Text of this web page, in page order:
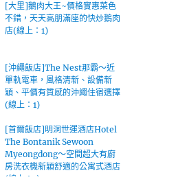
[大里]鵝肉大王~價格實惠菜色
不錯，天天高朋滿座的快炒鵝肉
店(線上：1)
[沖繩飯店]The Nest那霸～近
單軌電車，風格清新、設備新
穎、平價有質感的沖繩住宿選擇
(線上：1)
[首爾飯店]明洞世運酒店Hotel
The Bontanik Sewoon
Myeongdong～空間超大有廚
房洗衣機新穎舒適的公寓式酒店
(線上：1)